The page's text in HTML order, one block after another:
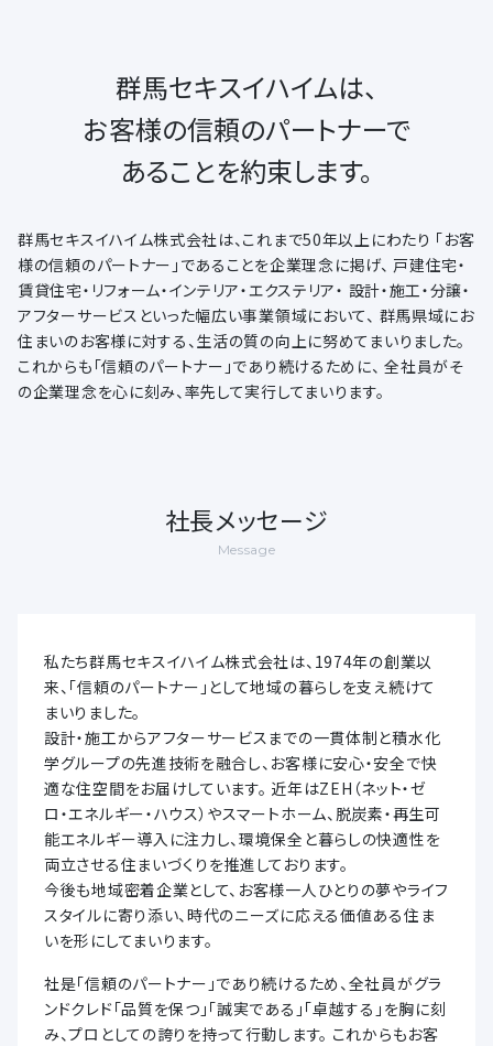
群馬セキスイハイムは、
お客様の信頼のパートナーで
あることを約束します。
群馬セキスイハイム株式会社は、これまで50年以上にわたり 「お客
様の信頼のパートナー」であることを企業理念に掲げ、 戸建住宅・
賃貸住宅・リフォーム・インテリア・エクステリア・ 設計・施工・分譲・
アフターサービスといった幅広い事業領域において、 群馬県域にお
住まいのお客様に対する、生活の質の向上に努めてまいりました。
これからも「信頼のパートナー」であり続けるために、 全社員がそ
の企業理念を心に刻み、率先して実行してまいります。
社長メッセージ
Message
私たち群馬セキスイハイム株式会社は、1974年の創業以
来、「信頼のパートナー」として地域の暮らしを支え続けて
まいりました。
設計・施工からアフターサービスまでの一貫体制と積水化
学グループの先進技術を融合し、お客様に安心・安全で快
適な住空間をお届けしています。 近年はZEH（ネット・ゼ
ロ・エネルギー・ハウス）やスマートホーム、脱炭素・再生可
能エネルギー導入に注力し、環境保全と暮らしの快適性を
両立させる住まいづくりを推進しております。
今後も地域密着企業として、お客様一人ひとりの夢やライフ
スタイルに寄り添い、時代のニーズに応える価値ある住ま
いを形にしてまいります。
社是「信頼のパートナー」であり続けるため、全社員がグラ
ンドクレド「品質を保つ」「誠実である」「卓越する」を胸に刻
み、プロとしての誇りを持って行動します。 これからもお客